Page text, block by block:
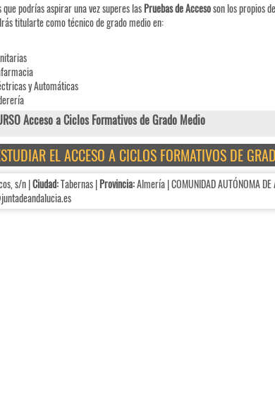
podrías aspirar una vez superes lasPruebas deAccesoson los propios
titularte como técnico de grado medio en:
y Automáticas
Acceso a Ciclos Formativos de Grado Medio
EL ACCESO A CICLOS FORMATIVOS DE
s/n |Ciudad:Tabernas |Provincia:Almería | COMUNIDAD AUTÓNOMA DE